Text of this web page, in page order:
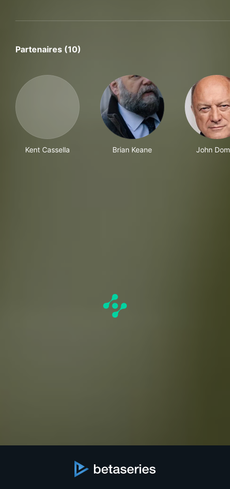
Partenaires (10)
Kent Cassella Brian Keane John